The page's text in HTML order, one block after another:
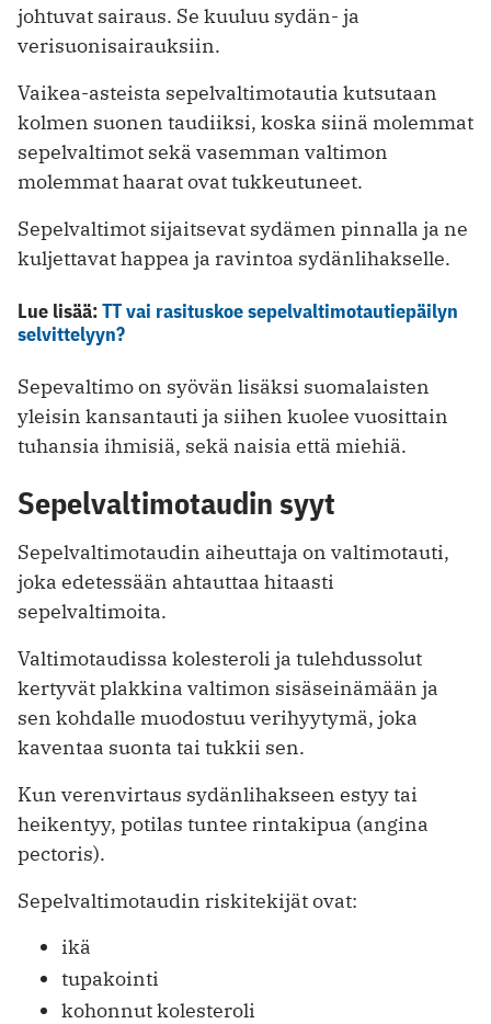
johtuvat sairaus. Se kuuluu sydän- ja
verisuonisairauksiin.
Vaikea-asteista sepelvaltimotautia kutsutaan
kolmen suonen taudiiksi, koska siinä molemmat
sepelvaltimot sekä vasemman valtimon
molemmat haarat ovat tukkeutuneet.
Sepelvaltimot sijaitsevat sydämen pinnalla ja ne
kuljettavat happea ja ravintoa sydänlihakselle.
Lue lisää:TT vai rasituskoe sepelvaltimotautiepäilyn
selvittelyyn?
Sepevaltimo on syövän lisäksi suomalaisten
yleisin kansantauti ja siihen kuolee vuosittain
tuhansia ihmisiä, sekä naisia että miehiä.
Sepelvaltimotaudin syyt
Sepelvaltimotaudin aiheuttaja on valtimotauti,
joka edetessään ahtauttaa hitaasti
sepelvaltimoita.
Valtimotaudissa kolesteroli ja tulehdussolut
kertyvät plakkina valtimon sisäseinämään ja
sen kohdalle muodostuu verihyytymä, joka
kaventaa suonta tai tukkii sen.
Kun verenvirtaus sydänlihakseen estyy tai
heikentyy, potilas tuntee rintakipua (angina
pectoris).
Sepelvaltimotaudin riskitekijät ovat:
ikä
tupakointi
kohonnut kolesteroli